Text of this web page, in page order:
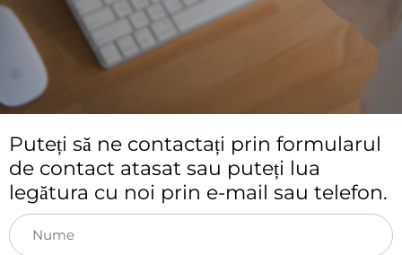
Puteți să ne contactați prin formularul
de contact atasat sau puteți lua
legătura cu noi prin e-mail sau telefon.